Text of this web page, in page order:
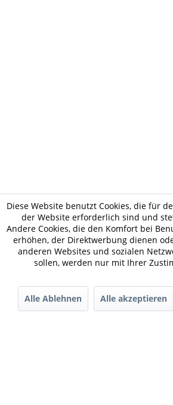
Diese Website benutzt Cookies, die für
der Website erforderlich sind und
Andere Cookies, die den Komfort bei
erhöhen, der Direktwerbung dienen
anderen Websites und sozialen
sollen, werden nur mit Ihrer
Alle Ablehnen Alle akzeptieren